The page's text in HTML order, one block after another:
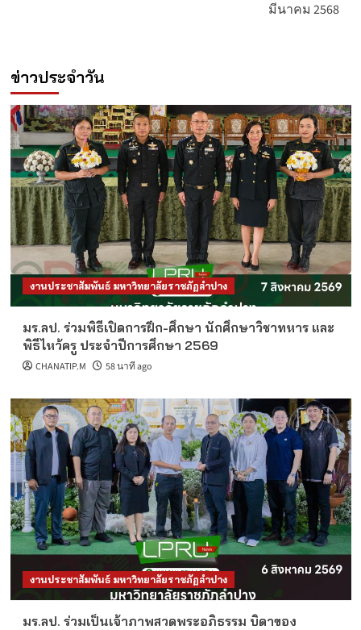
มีนาคม 2568
ข่าวประจำวัน
งานประชาสัมพันธ์ มหาวิทยาลัยราชภัฏลำปาง
มร.ลป. ร่วมพิธีเปิดการฝึก-ศึกษา นักศึกษาวิชาทหาร และ
พิธีไหว้ครู ประจำปีการศึกษา 2569
CHANATIP.M 58 นาที ago
งานประชาสัมพันธ์ มหาวิทยาลัยราชภัฏลำปาง
มร.ลป. ร่วมเป็นเจ้าภาพสวดพระอภิธรรม บิดาของ